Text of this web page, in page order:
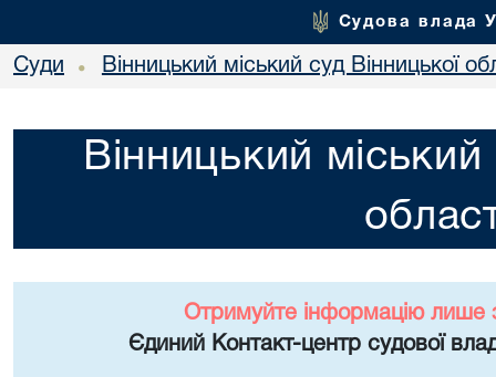
Судова влада
Суди • Вінницький міський суд Вінницької
Вінницький міський
Отримуйте інформацію лише
Єдиний Контакт-центр судової